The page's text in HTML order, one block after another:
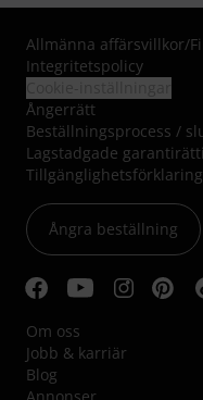
Allmänna affärsvillkor/
Integritetspolicy
Ångerrätt
Beställningsprocess /
Lagstadgade
Tillgänglighetsförklaring
Ångra beställning
Om oss
Jobb & karriär
Blog